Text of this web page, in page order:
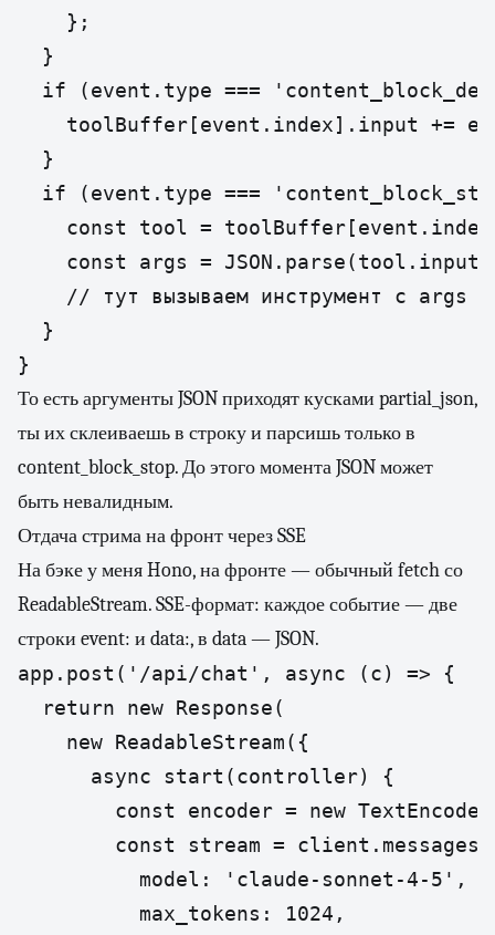
    };
  }
if (event.type ===
toolBuffer[event.index].input +=
  }
if (event.type ===
const tool =
const args =
    // тут вызываем инструмент с args
  }
}
То есть аргументы JSON приходят кусками partial_json,
ты их склеиваешь в строку и парсишь только в
content_block_stop. До этого момента JSON может
быть невалидным.
Отдача стрима на фронт через SSE
На бэке у меня Hono, на фронте — обычный fetch со
ReadableStream. SSE-формат: каждое событие — две
строки event: и data:, в data — JSON.
app.post('/api/chat', async (c) => {
  return new Response(
    new ReadableStream({
      async start(controller) {
const encoder = new
const stream =
          model: 'claude-sonnet-4-5',
          max_tokens: 1024,